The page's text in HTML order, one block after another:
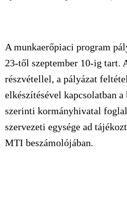
A munkaerőpiaci program
23-től szeptember 10-ig tart.
részvétellel, a pályázat
elkészítésével kapcsolatban a
szerinti kormányhivatal
szervezeti egysége ad
MTI beszámolójában.